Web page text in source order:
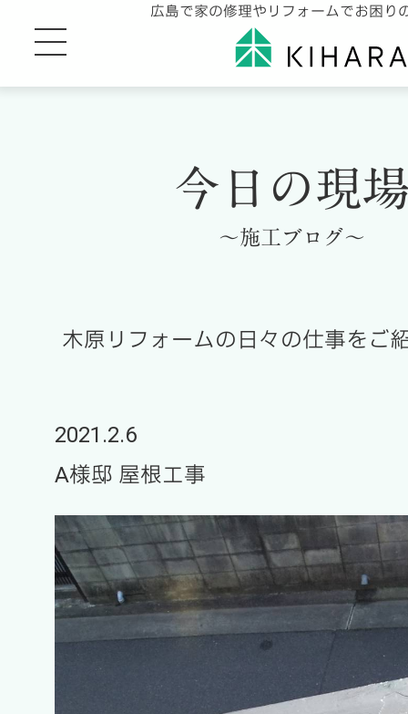
広島で家の修理やリフォームでお困り
今日の現
～施工ブログ～
木原リフォームの日々の仕事をご
2021.2.6
A様邸 屋根工事